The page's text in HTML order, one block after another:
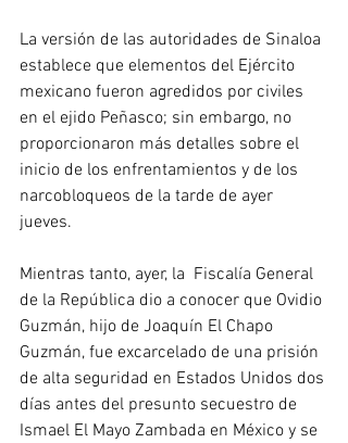
La versión de las autoridades de Sinaloa
establece que elementos del Ejército
mexicano fueron agredidos por civiles
en el ejido Peñasco; sin embargo, no
proporcionaron más detalles sobre el
inicio de los enfrentamientos y de los
narcobloqueos de la tarde de ayer
jueves.
Mientras tanto, ayer, la  Fiscalía General
de la República dio a conocer que Ovidio
Guzmán, hijo de Joaquín El Chapo
Guzmán, fue excarcelado de una prisión
de alta seguridad en Estados Unidos dos
días antes del presunto secuestro de
Ismael El Mayo Zambada en México y se